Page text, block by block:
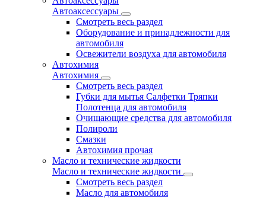
Автоаксессуары
Смотреть весь раздел
Оборудование и принадлежности для
автомобиля
Освежители воздуха для автомобиля
Автохимия
Автохимия
Смотреть весь раздел
Губки для мытья Салфетки Тряпки
Полотенца для автомобиля
Очищающие средства для автомобиля
Полироли
Смазки
Автохимия прочая
Масло и технические жидкости
Масло и технические жидкости
Смотреть весь раздел
Масло для автомобиля